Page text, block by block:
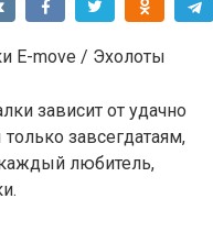
E-move / Эхолоты
зависит от удачно
завсегдатаям,
любитель,